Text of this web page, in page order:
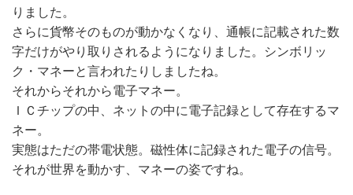
りました。
さらに貨幣そのものが動かなくなり、通帳に記載された数
字だけがやり取りされるようになりました。シンボリッ
ク・マネーと言われたりしましたね。
それからそれから電子マネー。
ＩＣチップの中、ネットの中に電子記録として存在するマ
ネー。
実態はただの帯電状態。磁性体に記録された電子の信号。
それが世界を動かす、マネーの姿ですね。